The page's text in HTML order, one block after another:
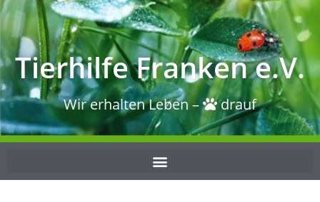
Tierhilfe Franken e.V.
Wir erhalten Leben – drauf